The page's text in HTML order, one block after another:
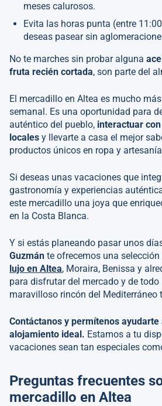
meses calurosos.
Evita las horas punta (entre
deseas pasear sin
No te marches sin probar alguna
fruta recién cortada, son parte del
El mercadillo en Altea es mucho
semanal. Es una oportunidad para
auténtico del pueblo, interactuar
locales y llevarte a casa el mejor
productos únicos en ropa y
Si deseas unas vacaciones que
gastronomía y experiencias
este mercadillo una joya que
en la Costa Blanca.
Y si estás planeando pasar unos
Guzmán te ofrecemos una
lujo en Altea, Moraira, Benissa y
para disfrutar del mercado y de todo
maravilloso rincón del Mediterráneo
Contáctanos y permítenos
alojamiento ideal. Estamos a tu
vacaciones sean tan especiales
Preguntas frecuentes
mercadillo en Altea